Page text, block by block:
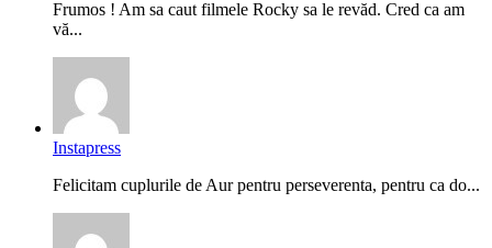
Frumos ! Am sa caut filmele Rocky sa le revăd. Cred ca am
vă...
Instapress
Felicitam cuplurile de Aur pentru perseverenta, pentru ca do...